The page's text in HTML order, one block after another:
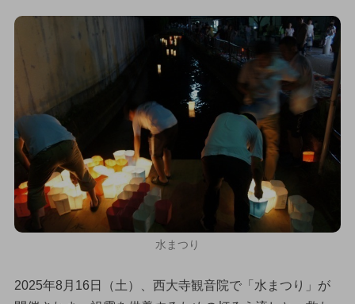
水まつり
2025年8月16日（土）、西大寺観音院で「水まつり」が